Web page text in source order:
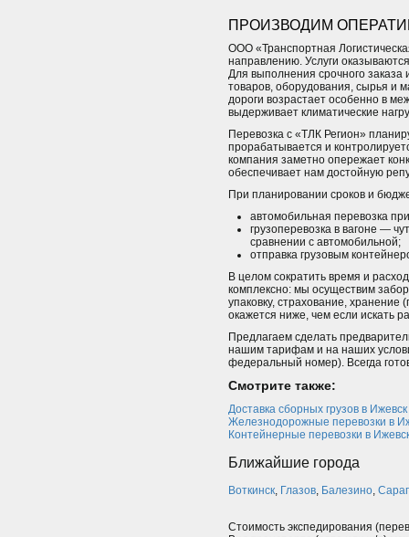
ПРОИЗВОДИМ
ООО «Транспортная
направлению. Услуги
Для выполнения срочного заказа
товаров, оборудования, сырья и
дороги возрастает особенно в
выдерживает климатические
Перевозка с «ТЛК Регион»
прорабатывается и
компания заметно опережает
обеспечивает нам достойную
При планировании сроков и
автомобильная перевозка
грузоперевозка в вагоне —
сравнении с автомобильной;
отправка грузовым
В целом сократить время и
комплексно: мы осуществим
упаковку, страхование, хранение
окажется ниже, чем если искать
Предлагаем сделать
нашим тарифам и на наших
федеральный номер). Всегда
Смотрите также:
Доставка сборных грузов в Ижевск
Железнодорожные перевозки в
Контейнерные перевозки в
Ближайшие города
Воткинск, Глазов, Балезино,
Стоимость экспедирования